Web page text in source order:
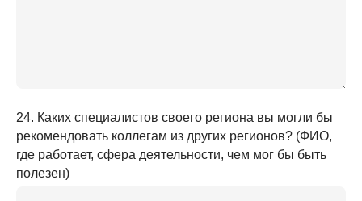
24. Каких специалистов своего региона вы могли бы
рекомендовать коллегам из других регионов? (ФИО,
где работает, сфера деятельности, чем мог бы быть
полезен)